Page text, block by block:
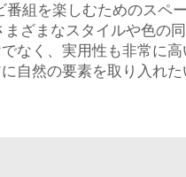
組を楽しむためのスペ
ざまなスタイルや色の
なく、実用性も非常に
自然の要素を取り入れ